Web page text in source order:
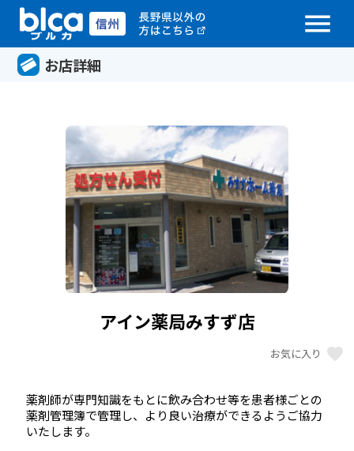
menu
お店詳細
アイン薬局みすず店
お気に入り favorite
薬剤師が専門知識をもとに飲み合わせ等を患者様ごとの
薬剤管理簿で管理し、より良い治療ができるようご協力
いたします。